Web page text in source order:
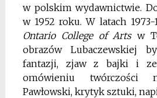
w polskim wydawnictwie.
w 1952 roku. W latach 1973-
Ontario College of Artsw
obrazów Lubaczewskiej
fantazji, zjaw z bajki i
omówieniu twórczości
Pawłowski, krytyk sztuki,